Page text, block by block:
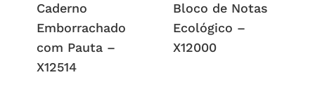
Caderno
Emborrachado
com Pauta –
X12514
Bloco de Notas
Ecológico –
X12000